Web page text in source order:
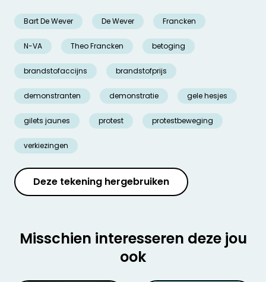
Bart De Wever De Wever Francken
N-VA Theo Francken betoging
brandstofaccijns brandstofprijs
demonstranten demonstratie gele hesjes
gilets jaunes protest protestbeweging
verkiezingen
Deze tekening hergebruiken
Misschien interesseren deze jou
ook